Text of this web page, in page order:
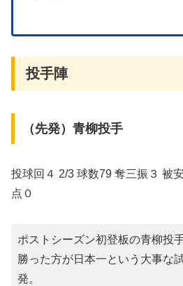
投手陣
（先発）青柳投手
投球回４ 2/3 球数79 奪三振３ 被
点０
ポストシーズン初登板の青柳投手
勝った方が日本一という大事な
発。